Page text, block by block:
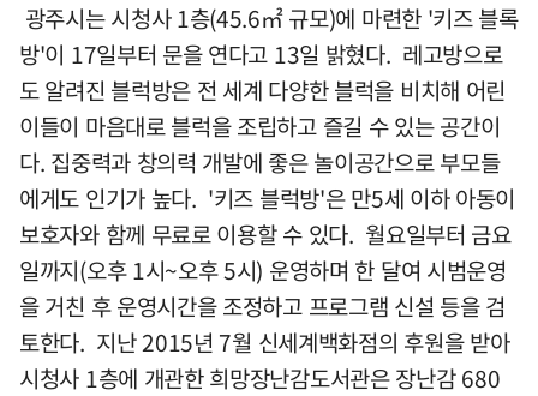
광주시는 시청사 1층(45.6㎡ 규모)에 마련한 '키즈 블록
방'이 17일부터 문을 연다고 13일 밝혔다. 레고방으로
도 알려진 블럭방은 전 세계 다양한 블럭을 비치해 어린
이들이 마음대로 블럭을 조립하고 즐길 수 있는 공간이
다. 집중력과 창의력 개발에 좋은 놀이공간으로 부모들
에게도 인기가 높다. '키즈 블럭방'은 만5세 이하 아동이
보호자와 함께 무료로 이용할 수 있다. 월요일부터 금요
일까지(오후 1시~오후 5시) 운영하며 한 달여 시범운영
을 거친 후 운영시간을 조정하고 프로그램 신설 등을 검
토한다. 지난 2015년 7월 신세계백화점의 후원을 받아
시청사 1층에 개관한 희망장난감도서관은 장난감 680